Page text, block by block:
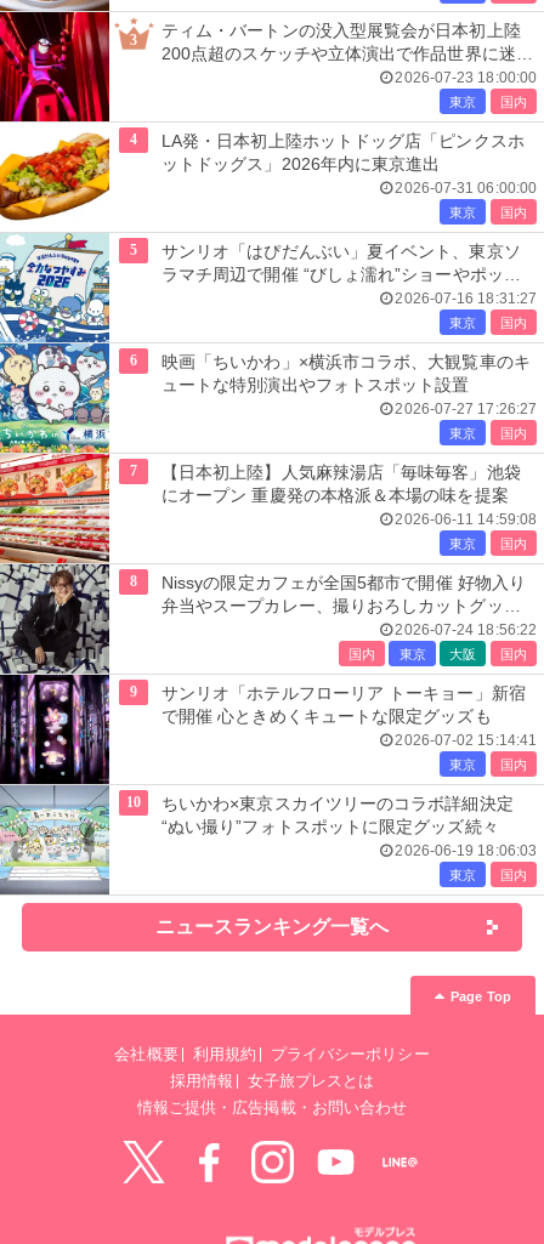
3
ティム・バートンの没入型展覧会が日本初上陸
200点超のスケッチや立体演出で作品世界に迷い
2026-07-23 18:00:00
東京 国内
4
LA発・日本初上陸ホットドッグ店「ピンクスホ
ットドッグス」2026年内に東京進出
2026-07-31 06:00:00
東京 国内
5
サンリオ「はぴだんぶい」夏イベント、東京ソ
ラマチ周辺で開催 “びしょ濡れ”ショーやポップ
2026-07-16 18:31:27
東京 国内
6
映画「ちいかわ」×横浜市コラボ、大観覧車のキ
ュートな特別演出やフォトスポット設置
2026-07-27 17:26:27
東京 国内
7
【日本初上陸】人気麻辣湯店「毎味毎客」池袋
にオープン 重慶発の本格派＆本場の味を提案
2026-06-11 14:59:08
東京 国内
8
Nissyの限定カフェが全国5都市で開催 好物入り
弁当やスープカレー、撮りおろしカットグッズ
2026-07-24 18:56:22
国内 東京 大阪 国内
9
サンリオ「ホテルフローリア トーキョー」新宿
で開催 心ときめくキュートな限定グッズも
2026-07-02 15:14:41
東京 国内
10
ちいかわ×東京スカイツリーのコラボ詳細決定
“ぬい撮り”フォトスポットに限定グッズ続々
2026-06-19 18:06:03
東京 国内
ニュースランキング一覧へ
Page Top
会社概要 利用規約
プライバシーポリシー
採用情報
女子旅プレスとは
情報ご提供・広告掲載・お問い合わせ
Facebook